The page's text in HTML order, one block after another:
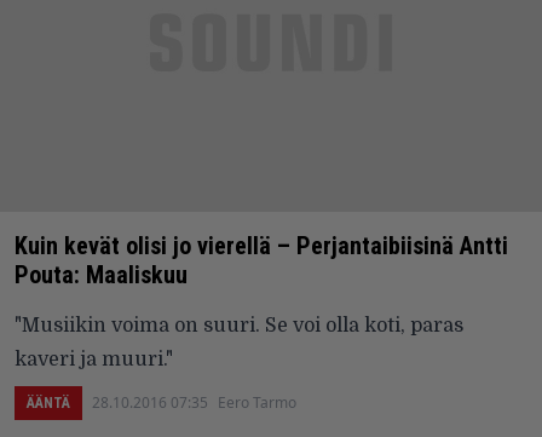
Kuin kevät olisi jo vierellä – Perjantaibiisinä Antti
Pouta: Maaliskuu
"Musiikin voima on suuri. Se voi olla koti, paras
kaveri ja muuri."
ÄÄNTÄ 28.10.2016 07:35 Eero Tarmo